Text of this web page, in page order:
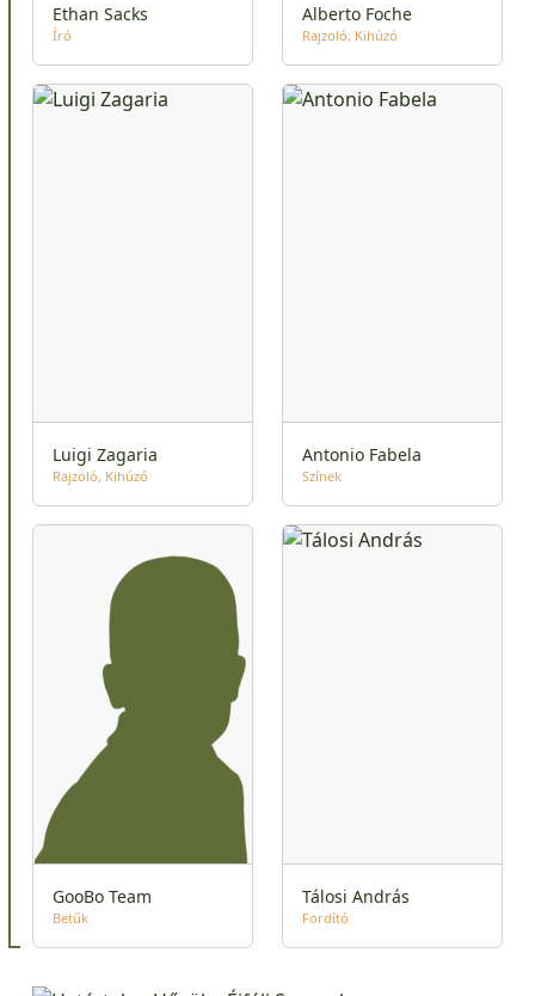
Ethan Sacks
Író
Alberto Foche
Rajzoló Kihúzó
Luigi Zagaria
Rajzoló Kihúzó
Antonio Fabela
Színek
GooBo Team
Betűk
Tálosi András
Fordító